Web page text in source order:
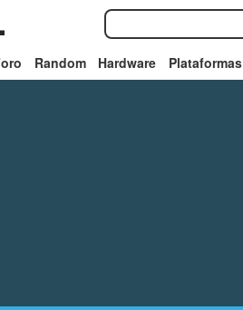
Random Hardware Plataformas